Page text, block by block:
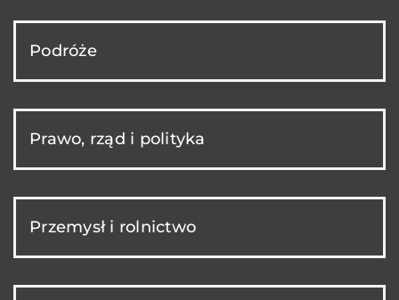
Podróże
Prawo, rząd i polityka
Przemysł i rolnictwo